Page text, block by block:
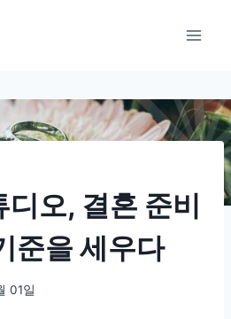
오, 결혼 준비
준을 세우다
01일